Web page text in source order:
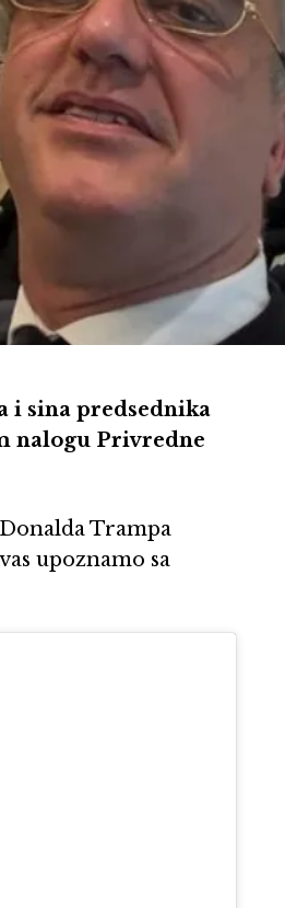
i sina predsednika
nalogu Privredne
Trampa
upoznamo sa